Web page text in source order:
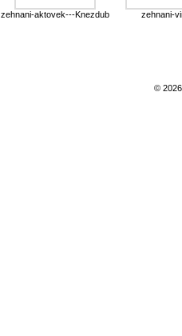
zehnani-aktovek---Knezdub zehnani-
©